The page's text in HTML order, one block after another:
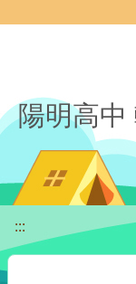
陽明高中
:::